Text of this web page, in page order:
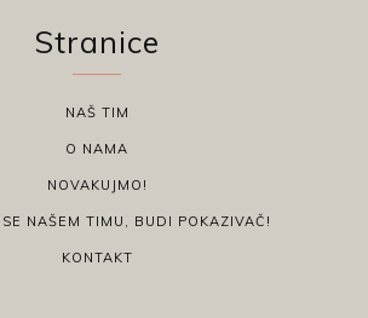
Stranice
NAŠ TIM
O NAMA
NOVAKUJMO!
NAŠEM TIMU, BUDI POKAZIVAČ!
KONTAKT